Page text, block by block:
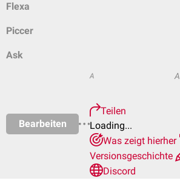
Flexa
Piccer
Ask
Bearbeiten
A A
Teilen
Loading...
Was zeigt hierher
Versionsgeschichte
Discord